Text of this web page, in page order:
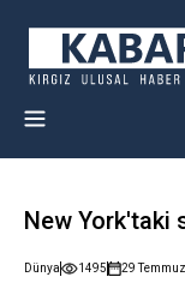
New York'taki
Dünya 1495 29